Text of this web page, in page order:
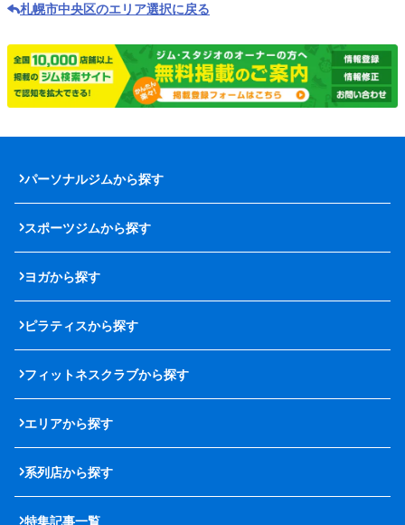
札幌市中央区のエリア選択に戻る
パーソナルジムから探す
スポーツジムから探す
ヨガから探す
ピラティスから探す
フィットネスクラブから探す
エリアから探す
系列店から探す
特集記事一覧